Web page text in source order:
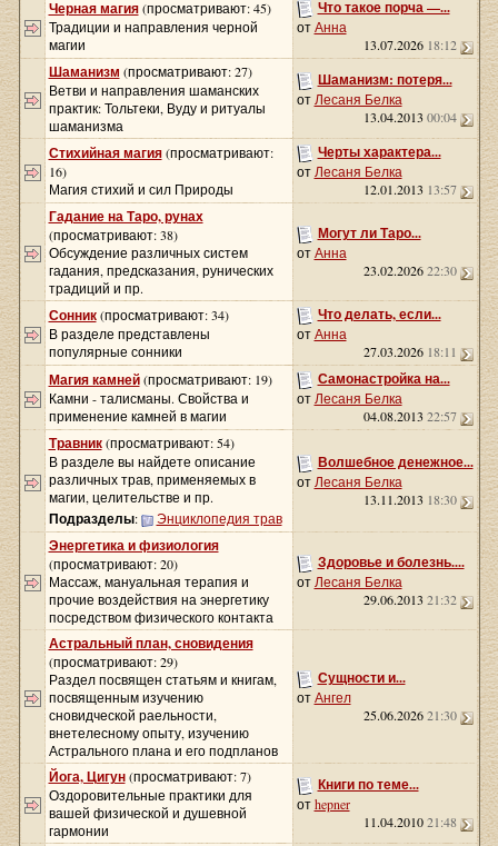
Черная магия (просматривают: 45)
Традиции и направления черной
магии
Что такое порча —...
отАнна
13.07.2026 18:12
Шаманизм (просматривают: 27)
Ветви и направления шаманских
практик: Тольтеки, Вуду и ритуалы
шаманизма
Шаманизм: потеря...
отЛесаня Белка
13.04.2013 00:04
Стихийная магия (просматривают:
16)
Магия стихий и сил Природы
Черты характера...
отЛесаня Белка
12.01.2013 13:57
Гадание на Таро, рунах
(просматривают: 38)
Обсуждение различных систем
гадания, предсказания, рунических
традиций и пр.
Могут ли Таро...
отАнна
23.02.202622:30
Сонник (просматривают: 34)
В разделе представлены
популярные сонники
Что делать, если...
отАнна
27.03.2026 18:11
Магия камней (просматривают: 19)
Камни - талисманы. Свойства и
применение камней в магии
Самонастройка на...
отЛесаня Белка
04.08.2013 22:57
Травник (просматривают: 54)
В разделе вы найдете описание
различных трав, применяемых в
магии, целительстве и пр.
Подразделы: Энциклопедия трав
Волшебное денежное...
отЛесаня Белка
13.11.2013 18:30
Энергетика и физиология
(просматривают: 20)
Массаж, мануальная терапия и
прочие воздействия на энергетику
посредством физического контакта
Здоровье и болезнь....
отЛесаня Белка
29.06.2013 21:32
Астральный план, сновидения
(просматривают: 29)
Раздел посвящен статьям и книгам,
посвященным изучению
сновидческой раельности,
внетелесному опыту, изучению
Астрального плана и его подпланов
Сущности и...
отАнгел
25.06.202621:30
Йога, Цигун (просматривают: 7)
Оздоровительные практики для
вашей физической и душевной
гармонии
Книги по теме...
отhepner
11.04.201021:48